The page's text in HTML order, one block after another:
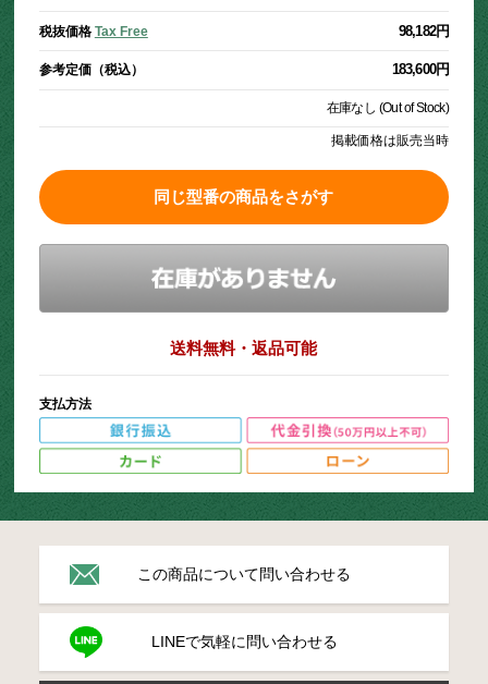
税抜価格 Tax Free 98,182円
参考定価（税込） 183,600円
在庫なし (Out of Stock)
掲載価格は販売当時
同じ型番の商品をさがす
送料無料・返品可能
支払方法
この商品について問い合わせる
LINEで気軽に問い合わせる